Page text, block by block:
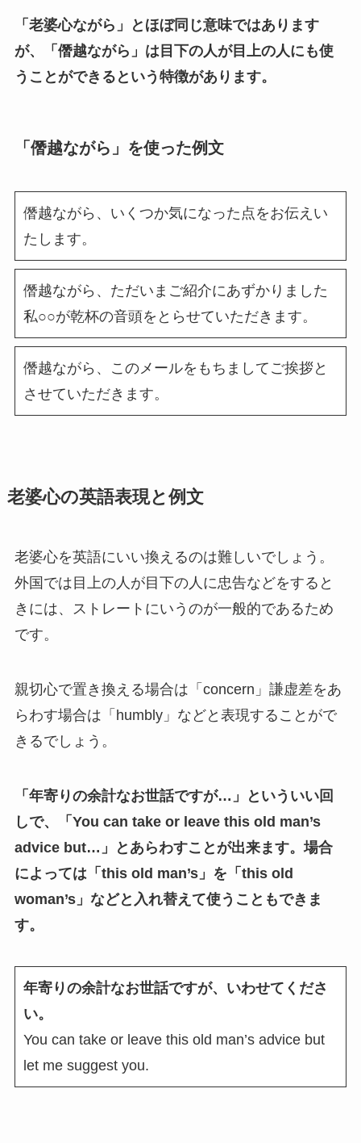
「老婆心ながら」とほぼ同じ意味ではあります
が、「僭越ながら」は目下の人が目上の人にも使
うことができるという特徴があります。
「僭越ながら」を使った例文
僭越ながら、いくつか気になった点をお伝えい
たします。
僭越ながら、ただいまご紹介にあずかりました
私○○が乾杯の音頭をとらせていただきます。
僭越ながら、このメールをもちましてご挨拶と
させていただきます。
老婆心の英語表現と例文
老婆心を英語にいい換えるのは難しいでしょう。
外国では目上の人が目下の人に忠告などをすると
きには、ストレートにいうのが一般的であるため
です。
親切心で置き換える場合は「concern」謙虚差をあ
らわす場合は「humbly」などと表現することがで
きるでしょう。
「年寄りの余計なお世話ですが…」といういい回
しで、「You can take or leave this old man’s
advice but…」とあらわすことが出来ます。場合
によっては「this old man’s」を「this old
woman’s」などと 入れ替えて使うこともできま
す。
年寄りの余計なお世話ですが、いわせてくださ
い。
You can take or leave this old man’s advice but
let me suggest you.